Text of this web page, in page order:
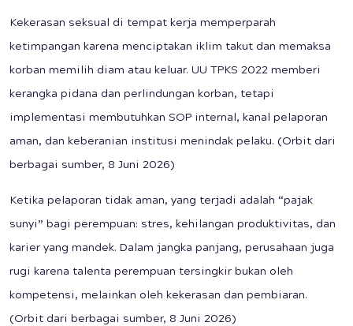
Kekerasan seksual di tempat kerja memperparah
ketimpangan karena menciptakan iklim takut dan memaksa
korban memilih diam atau keluar. UU TPKS 2022 memberi
kerangka pidana dan perlindungan korban, tetapi
implementasi membutuhkan SOP internal, kanal pelaporan
aman, dan keberanian institusi menindak pelaku. (Orbit dari
berbagai sumber, 8 Juni 2026)
Ketika pelaporan tidak aman, yang terjadi adalah “pajak
sunyi” bagi perempuan: stres, kehilangan produktivitas, dan
karier yang mandek. Dalam jangka panjang, perusahaan juga
rugi karena talenta perempuan tersingkir bukan oleh
kompetensi, melainkan oleh kekerasan dan pembiaran.
(Orbit dari berbagai sumber, 8 Juni 2026)